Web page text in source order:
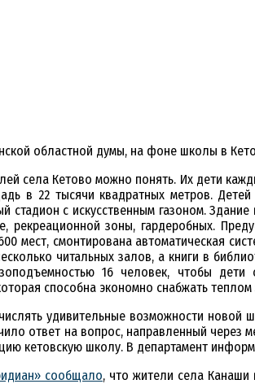
областной думы, на фоне школы в
села Кетово можно понять. Их дети
в 22 тысячи квадратных метров.
стадион с искусственным газоном.
рекреационной зоны, гардеробных.
мест, смонтирована автоматическая
читальных залов, а книги в
16 человек, чтобы
способна экономно снабжать
удивительные возможности новой
ответ на вопрос, направленный через
кетовскую школу. В департамент
сообщало, что жители села